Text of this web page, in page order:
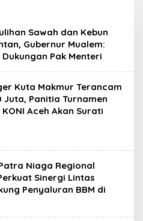
Sawah dan Kebun
Gubernur Mualem:
Pak Menteri
Kuta Makmur Terancam
Juta, Panitia Turnamen
Aceh Akan Surati
Niaga Regional
Sinergi Lintas
Penyaluran BBM di